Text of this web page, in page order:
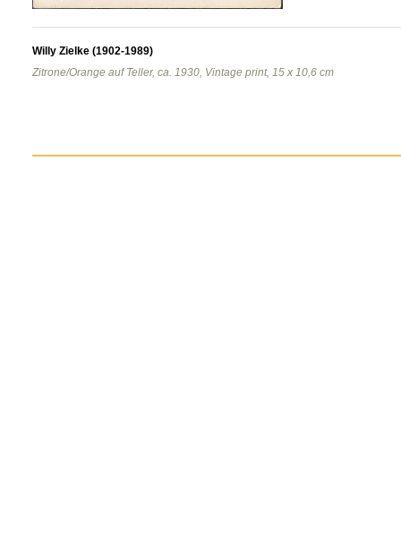
Willy Zielke (1902-1989)
Zitrone/Orange auf Teller, ca. 1930, Vintage print, 15 x 10,6 cm